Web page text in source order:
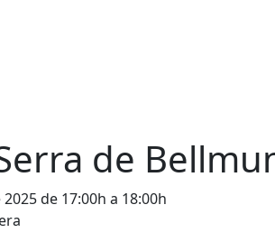
de
de 17:00h a 18:00h